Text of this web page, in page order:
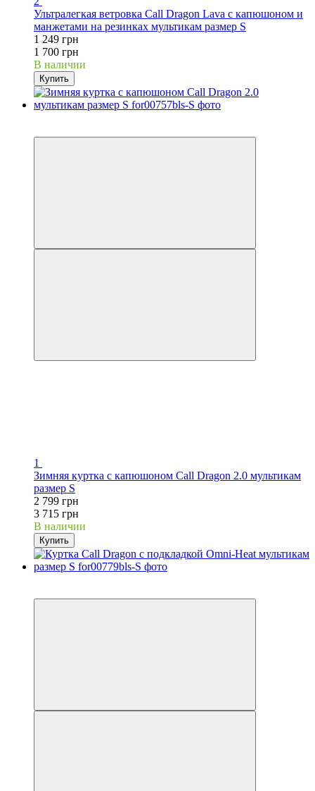
Ультралегкая ветровка Call Dragon Lava с капюшоном и
манжетами на резинках мультикам размер S
1 249 грн
1 700 грн
В наличии
Купить
1
Зимняя куртка с капюшоном Call Dragon 2.0 мультикам
размер S
2 799 грн
3 715 грн
В наличии
Купить